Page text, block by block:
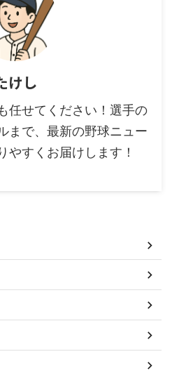
けし
任せてください！選手の
まで、最新の野球ニュー
やすくお届けします！